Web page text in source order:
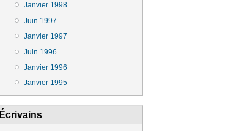
Janvier 1998
Juin 1997
Janvier 1997
Juin 1996
Janvier 1996
Janvier 1995
Écrivains